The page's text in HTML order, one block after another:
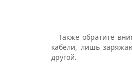
Также обратите
кабели, лишь
другой.